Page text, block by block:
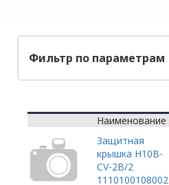
Фильтр по параметрам
Наименование
Защитная
крышка H10B-
CV-2B/2
1110100108002